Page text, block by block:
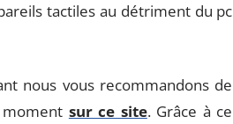
tactiles au détriment du pc
nous vous recommandons de
sur ce site. Grâce à ce